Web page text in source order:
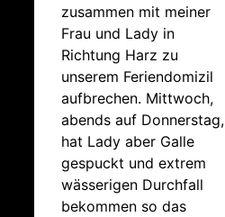
zusammen mit meiner
Frau und Lady in
Richtung Harz zu
unserem Feriendomizil
aufbrechen. Mittwoch,
abends auf Donnerstag,
hat Lady aber Galle
gespuckt und extrem
wässerigen Durchfall
bekommen so das